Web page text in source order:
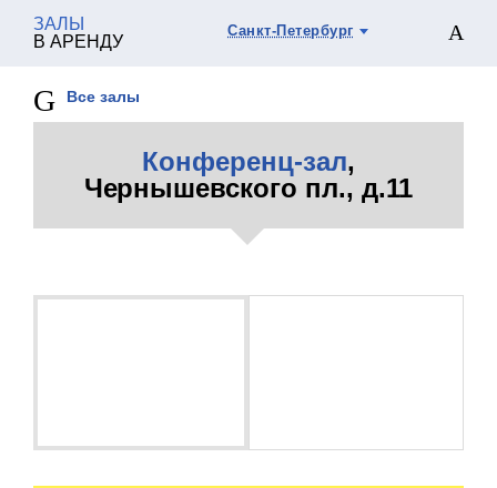
ЗАЛЫ
В АРЕНДУ
Санкт-Петербург
Все залы
Конференц-зал,
Чернышевского пл., д.11